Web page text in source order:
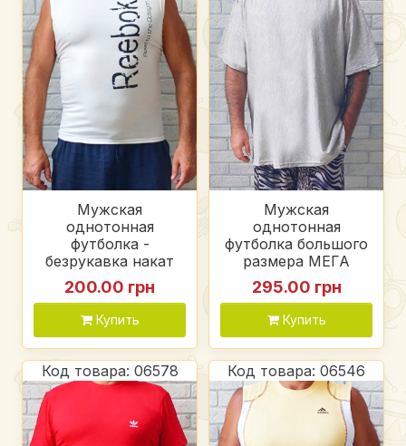
Мужская
однотонная
футболка -
безрукавка накат
Reebok (цвет,
белый, красный,
темно-синий),
трикотаж
200.00 грн
Купить
Мужская
однотонная
футболка большого
размера МЕГА
батал, цвет серый
кулир флам
295.00 грн
Купить
Код товара: 06578 Код товара: 06546